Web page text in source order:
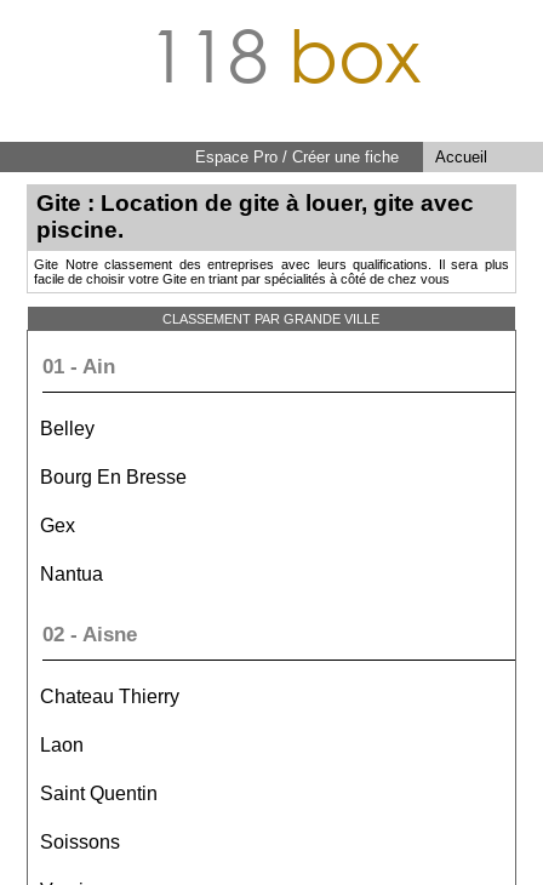
118 box
Accueil
Espace Pro / Créer une fiche
Gite : Location de gite à louer, gite avec
piscine.
Gite Notre classement des entreprises avec leurs qualifications. Il sera plus
facile de choisir votre Gite en triant par spécialités à côté de chez vous
CLASSEMENT PAR GRANDE VILLE
01 - Ain
Belley
Bourg En Bresse
Gex
Nantua
02 - Aisne
Chateau Thierry
Laon
Saint Quentin
Soissons